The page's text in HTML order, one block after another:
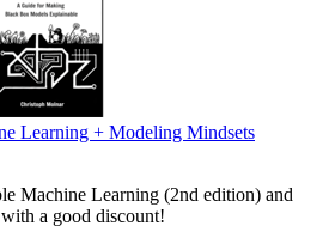
Learning + Modeling Mindsets
Machine Learning (2nd edition) and
a good discount!